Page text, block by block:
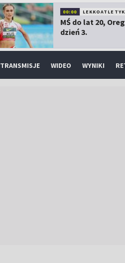
00:00
MŚ do lat 20,
dzień 3.
TRANSMISJE WIDEO WYNIKI